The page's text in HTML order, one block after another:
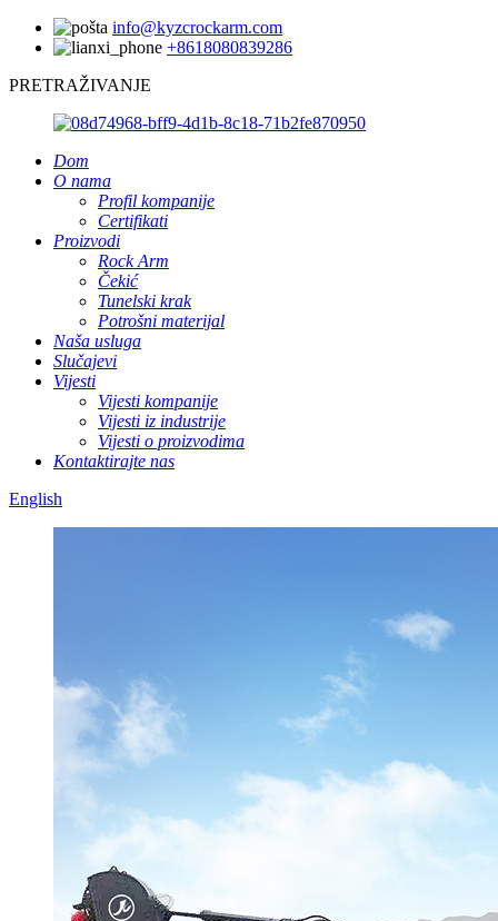
info@kyzcrockarm.com
+8618080839286
PRETRAŽIVANJE
Dom
O nama
Profil kompanije
Certifikati
Proizvodi
Rock Arm
Čekić
Tunelski krak
Potrošni materijal
Naša usluga
Slučajevi
Vijesti
Vijesti kompanije
Vijesti iz industrije
Vijesti o proizvodima
Kontaktirajte nas
English